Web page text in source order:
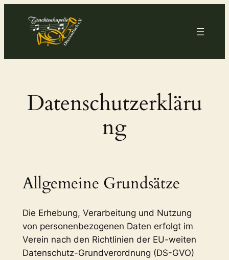
springen
Datenschutzerkläru
ng
Allgemeine Grundsätze
Die Erhebung, Verarbeitung und Nutzung
von personenbezogenen Daten erfolgt im
Verein nach den Richtlinien der EU-weiten
Datenschutz-Grundverordnung (DS-GVO)